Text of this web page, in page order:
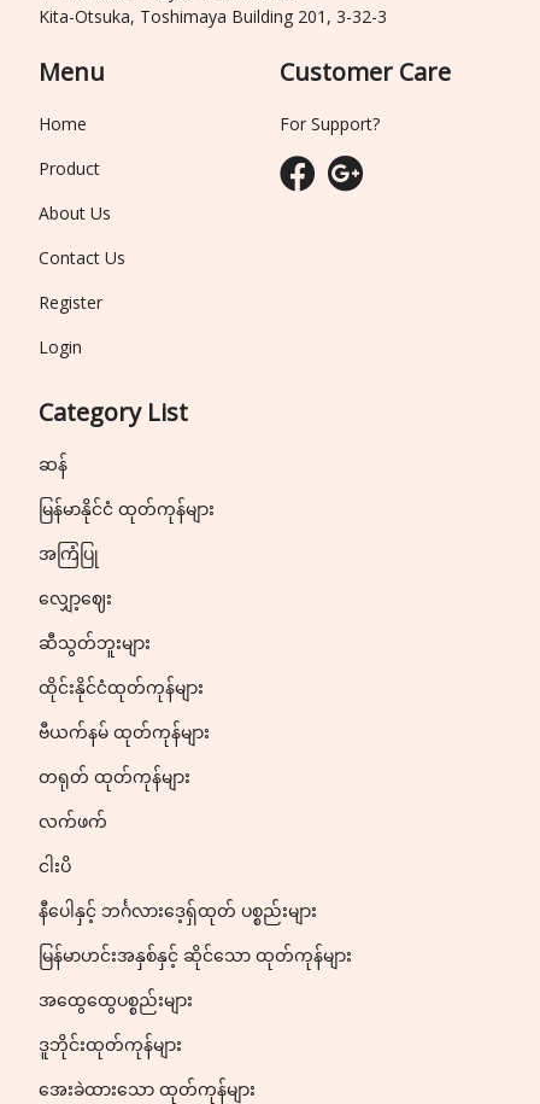
Kita-Otsuka, Toshimaya Building 201, 3-32-3
Menu
Home
Product
About Us
Contact Us
Register
Login
Category List
ဆန်
မြန်မာနိုင်ငံ ထုတ်ကုန်များ
အကြံပြု
လျှော့ဈေး
ဆီသွတ်ဘူးများ
ထိုင်းနိုင်ငံထုတ်ကုန်များ
ဗီယက်နမ် ထုတ်ကုန်များ
တရုတ် ထုတ်ကုန်များ
လက်ဖက်
ငါးပိ
နီပေါနှင့် ဘင်္ဂလားဒေ့ရှ်ထုတ် ပစ္စည်းများ
မြန်မာဟင်းအနှစ်နှင့် ဆိုင်သော ထုတ်ကုန်များ
အထွေထွေပစ္စည်းများ
ဒူဘိုင်းထုတ်ကုန်များ
အေးခဲထားသော ထုတ်ကုန်များ
Customer Care
For Support?